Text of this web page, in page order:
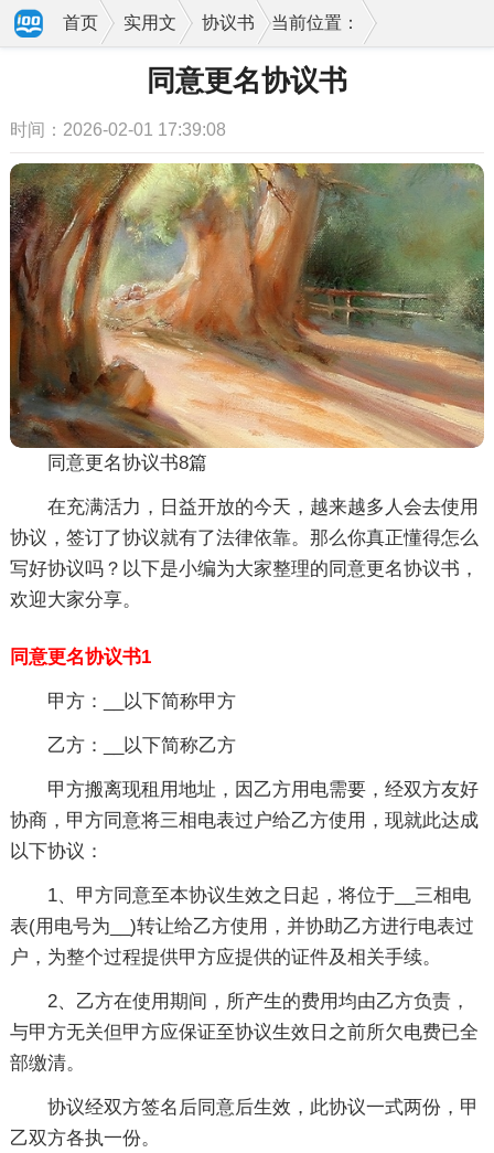
当前位置：
首页 实用文 协议书
同意更名协议书
时间：2026-02-01 17:39:08
同意更名协议书8篇
在充满活力，日益开放的今天，越来越多人会去使用
协议，签订了协议就有了法律依靠。那么你真正懂得怎么
写好协议吗？以下是小编为大家整理的同意更名协议书，
欢迎大家分享。
同意更名协议书1
甲方：__以下简称甲方
乙方：__以下简称乙方
甲方搬离现租用地址，因乙方用电需要，经双方友好
协商，甲方同意将三相电表过户给乙方使用，现就此达成
以下协议：
1、甲方同意至本协议生效之日起，将位于__三相电
表(用电号为__)转让给乙方使用，并协助乙方进行电表过
户，为整个过程提供甲方应提供的证件及相关手续。
2、乙方在使用期间，所产生的费用均由乙方负责，
与甲方无关但甲方应保证至协议生效日之前所欠电费已全
部缴清。
协议经双方签名后同意后生效，此协议一式两份，甲
乙双方各执一份。